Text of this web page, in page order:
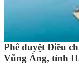
Phê duyệt Điều
Vũng Áng, tỉnh